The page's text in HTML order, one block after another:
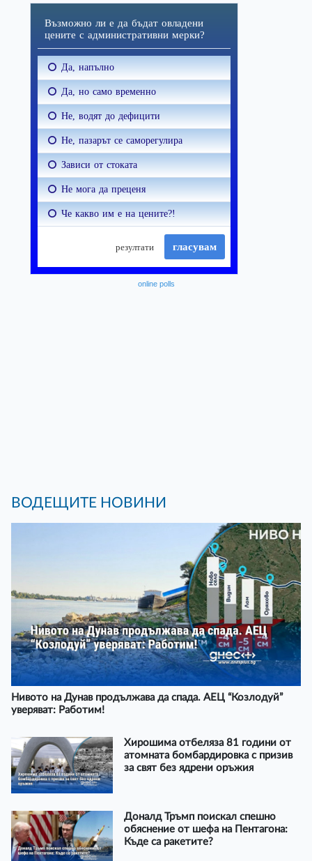
online polls
ВОДЕЩИТЕ НОВИНИ
Нивото на Дунав продължава да спада. АЕЦ “Козлодуй”
уверяват: Работим!
Хирошима отбеляза 81 години от
атомната бомбардировка с призив
за свят без ядрени оръжия
Доналд Тръмп поискал спешно
обяснение от шефа на Пентагона:
Къде са ракетите?